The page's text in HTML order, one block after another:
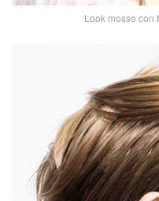
Look mosso con